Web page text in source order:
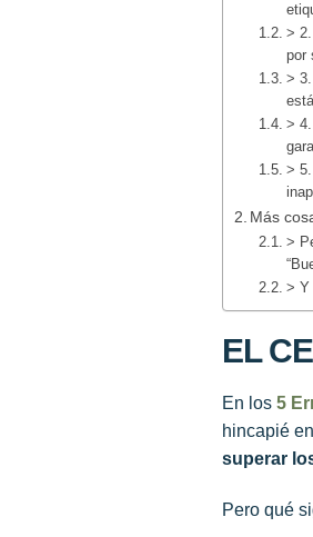
>
por
>
>
>
Más
>
> Y
EL
En los 5
hincapié
superar
Pero qué